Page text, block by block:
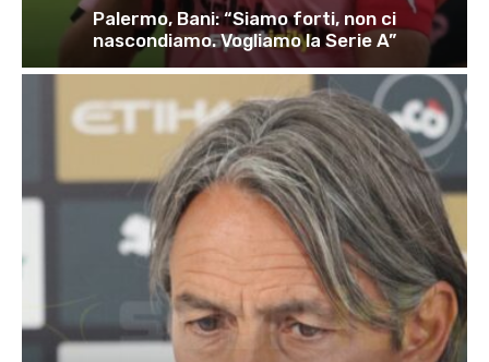
Palermo, Bani: “Siamo forti, non ci
nascondiamo. Vogliamo la Serie A”